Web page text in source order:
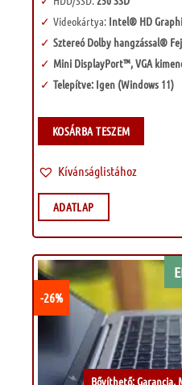
Videokártya:Intel® HD
Sztereó Dolby hangzással®
Mini DisplayPort™, VGA
Telepítve: Igen (Windows 11)
KOSÁRBA TESZEM
Kívánságlistához
ADATLAP
Bővíthető: Garancia,
-26%